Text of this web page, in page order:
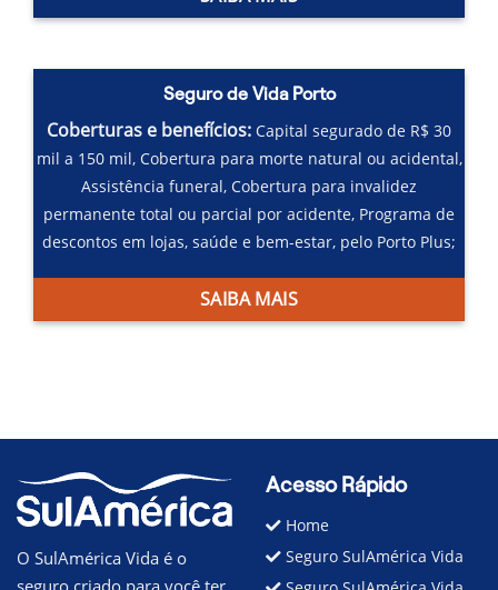
Seguro de Vida Porto
Coberturas e benefícios: Capital segurado de R$ 30
mil a 150 mil, Cobertura para morte natural ou acidental,
Assistência funeral,Cobertura para invalidez
permanente total ou parcial por acidente, Programa de
descontos em lojas, saúde e bem-estar, pelo Porto Plus;
SAIBA MAIS
O SulAmérica Vida é o
seguro criado para você ter
Acesso Rápido
Home
Seguro SulAmérica Vida